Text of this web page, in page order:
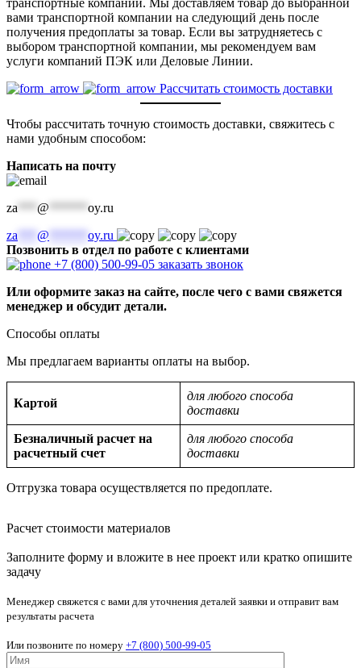
вами транспортной компании на следующий день после
получения предоплаты за товар. Если вы затрудняетесь с
выбором транспортной компании, мы рекомендуем вам
услуги компаний ПЭК или Деловые Линии.
Рассчитать стоимость доставки
Чтобы рассчитать точную стоимость доставки, свяжитесь с
нами удобным способом:
Написать на почту
za @
oy.ru
za
@
oy.ru
Позвонить в отдел по работе с клиентами
+7 (800) 500-99-05 заказать звонок
Или оформите заказ на сайте, после чего с вами свяжется
менеджер и обсудит детали.
Способы оплаты
Мы предлагаем варианты оплаты на выбор.
Картой
для любого способа
доставки
Безналичный расчет на
расчетный счет
для любого способа
доставки
Отгрузка товара осуществляется по предоплате.
Расчет стоимости материалов
Заполните форму и вложите в нее проект или кратко опишите
задачу
Менеджер свяжется с вами для уточнения деталей заявки и отправит вам
результаты расчета
Или позвоните по номеру +7 (800) 500-99-05